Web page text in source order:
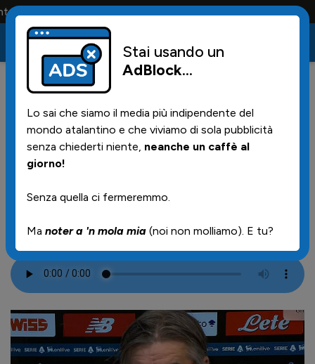
la maglia e solo i tifosi la portano tutta la vita
04/10/2025 | 23.16
Senti e leggi Juric nel
postpartita a SKY: "Tanti
complimenti ai ragazzi!"
Stai usando un
AdBlock...
Lo sai che siamo il media più indipendente del
mondo atalantino e che viviamo di sola pubblicità
senza chiederti niente, neanche un caffè al
giorno!
Senza quella ci fermeremmo.
Ma noter a 'n mola mia (noi non molliamo). E tu?